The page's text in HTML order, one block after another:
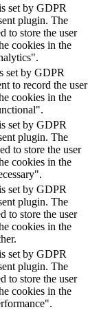
set by GDPR
plugin. The
to store the user
cookies in the
set by GDPR
to record the user
cookies in the
set by GDPR
plugin. The
to store the user
cookies in the
set by GDPR
plugin. The
to store the user
cookies in the
set by GDPR
plugin. The
to store the user
cookies in the